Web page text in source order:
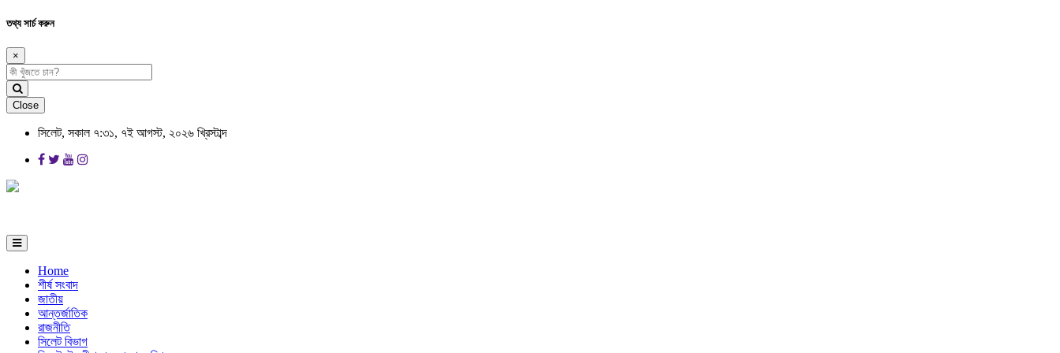
তথ্য সার্চ করুন
×
Close
সিলেট, সকাল ৭:৩১, ৭ই আগস্ট, ২০২৬ খ্রিস্টাব্দ
Home
শীর্ষ সংবাদ
জাতীয়
আন্তর্জাতিক
রাজনীতি
সিলেট বিভাগ